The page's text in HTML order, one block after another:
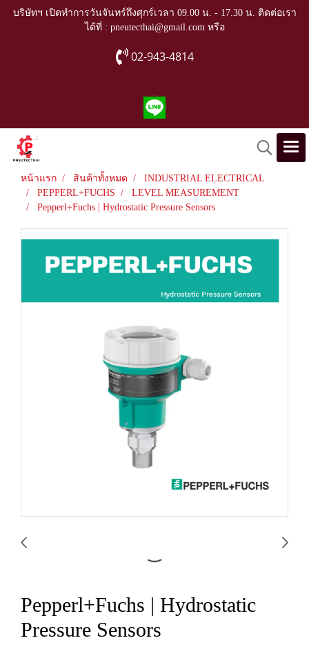
บริษัทฯ เปิดทำการวันจันทร์ถึงศุกร์เวลา 09.00 น. - 17.30 น. ติดต่อเรา
ได้ที่ : pneutecthai@gmail.com หรือ
02-943-4814
หน้าแรก สินค้าทั้งหมด
INDUSTRIAL ELECTRICAL
PEPPERL+FUCHS
LEVEL MEASUREMENT
Pepperl+Fuchs | Hydrostatic Pressure Sensors
Pepperl+Fuchs | Hydrostatic
Pressure Sensors